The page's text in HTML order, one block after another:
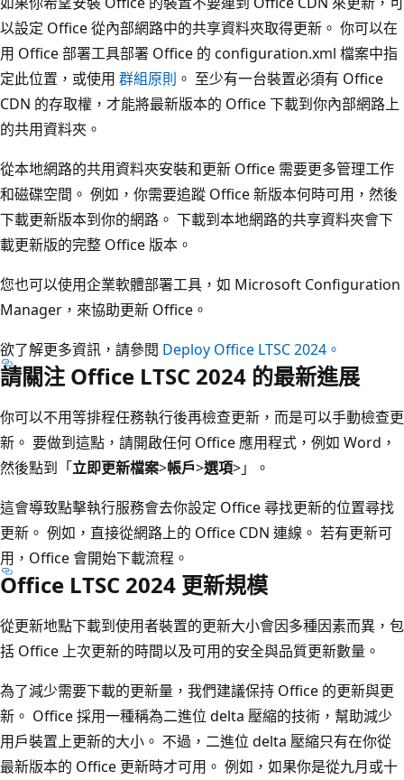
以設定 Office 從內部網路中的共享資料夾取得更新。 你可以在
用 Office 部署工具部署 Office 的 configuration.xml 檔案中指
定此位置，或使用 群組原則 。 至少有一台裝置必須有 Office
CDN 的存取權，才能將最新版本的 Office 下載到你內部網路上
的共用資料夾。
從本地網路的共用資料夾安裝和更新 Office 需要更多管理工作
和磁碟空間。 例如，你需要追蹤 Office 新版本何時可用，然後
下載更新版本到你的網路。 下載到本地網路的共享資料夾會下
載更新版的完整 Office 版本。
您也可以使用企業軟體部署工具，如 Microsoft Configuration
Manager，來協助更新 Office。
欲了解更多資訊，請參閱 Deploy Office LTSC 2024。
請關注 Office LTSC 2024 的最新進展
你可以不用等排程任務執行後再檢查更新，而是可以手動檢查更
新。 要做到這點，請開啟任何 Office 應用程式，例如 Word，
然後點到「立即更新檔案>帳戶>選項>」。
這會導致點擊執行服務會去你設定 Office 尋找更新的位置尋找
更新。 例如，直接從網路上的 Office CDN 連線。 若有更新可
用，Office 會開始下載流程。
Office LTSC 2024 更新規模
從更新地點下載到使用者裝置的更新大小會因多種因素而異，包
括 Office 上次更新的時間以及可用的安全與品質更新數量。
為了減少需要下載的更新量，我們建議保持 Office 的更新與更
新。 Office 採用一種稱為二進位 delta 壓縮的技術，幫助減少
用戶裝置上更新的大小。 不過，二進位 delta 壓縮只有在你從
最新版本的 Office 更新時才可用。 例如，如果你是從九月或十